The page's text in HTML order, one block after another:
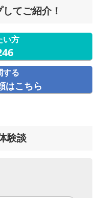
てご紹介！
い方
する
はこちら
験談